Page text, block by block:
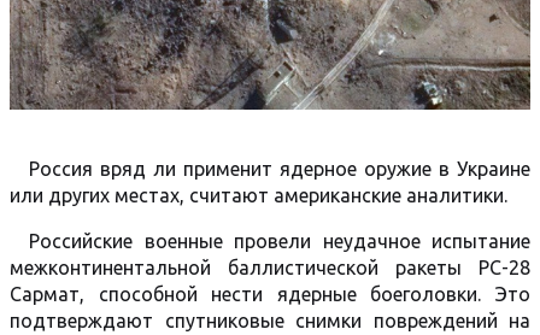
Россия вряд ли применит ядерное оружие в Украине
или других местах, считают американские аналитики.
Российские военные провели неудачное испытание
межконтинентальной баллистической ракеты РС-28
Сармат, способной нести ядерные боеголовки. Это
подтверждают спутниковые снимки повреждений на